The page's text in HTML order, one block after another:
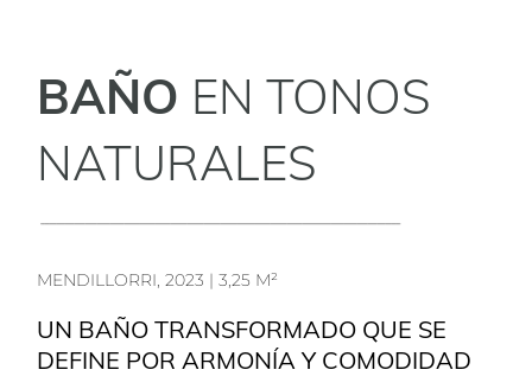
BAÑO EN TONOS
NATURALES
MENDILLORRI, 2023 | 3,25 M²
UN BAÑO TRANSFORMADO QUE SE
DEFINE POR ARMONÍA Y COMODIDAD